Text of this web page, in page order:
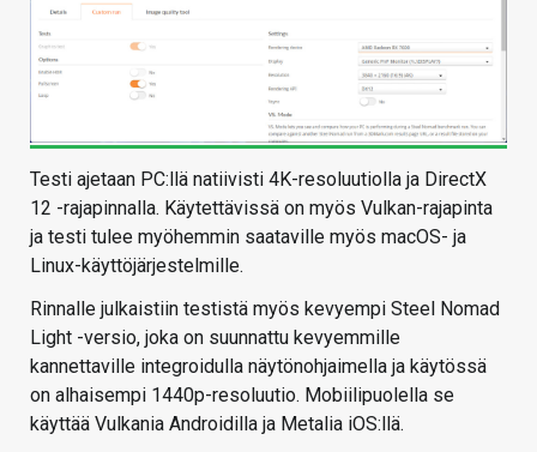
Testi ajetaan PC:llä natiivisti 4K-resoluutiolla ja DirectX
12 -rajapinnalla. Käytettävissä on myös Vulkan-rajapinta
ja testi tulee myöhemmin saataville myös macOS- ja
Linux-käyttöjärjestelmille.
Rinnalle julkaistiin testistä myös kevyempi Steel Nomad
Light -versio, joka on suunnattu kevyemmille
kannettaville integroidulla näytönohjaimella ja käytössä
on alhaisempi 1440p-resoluutio. Mobiilipuolella se
käyttää Vulkania Androidilla ja Metalia iOS:llä.